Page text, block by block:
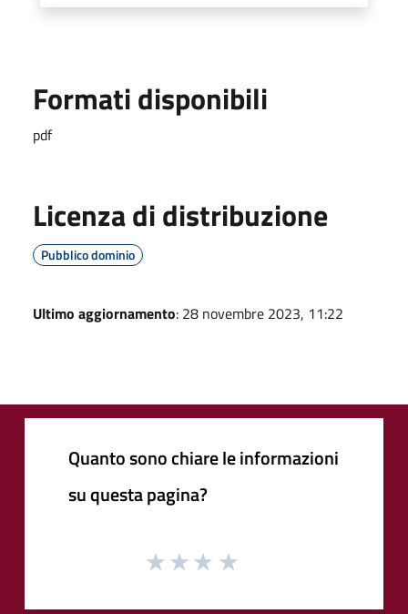
Formati disponibili
pdf
Licenza di distribuzione
Pubblico dominio
Ultimo aggiornamento: 28 novembre 2023, 11:22
Quanto sono chiare le informazioni
su questa pagina?